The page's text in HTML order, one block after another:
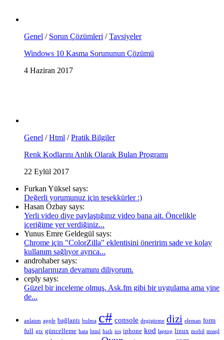
Genel / Sorun Çözümleri /Tavsiyeler
Windows 10 Kasma Sorununun Çözümü
4 Haziran 2017
Genel /Html /Pratik Bilgiler
Renk Kodlarını Anlık Olarak Bulan Programı
22 Eylül 2017
Furkan Yüksel says:
Değerli yorumunuz için teşekkürler :)
Hasan Özbay says:
Yerli video diye paylaştığınız video bana ait. Öncelikle
içeriğime yer verdiğiniz...
Yunus Emre Geldegül says:
Chrome için "ColorZilla" eklentisini öneririm sade ve kolay
kullanım sağlıyor ayrıca...
androhaber says:
başarılarınızın devamını diliyorum.
ceply says:
Güzel bir inceleme olmuş. Ask.fm gibi bir uygulama ama yine
de...
anlatım apple bağlantı bulma c# console degiştirme dizi eleman form
full gtx güncelleme hata html hızlı ios iphone kod laptop linux mobil mssql